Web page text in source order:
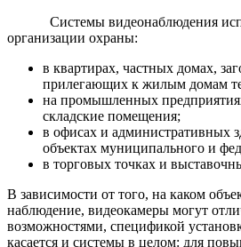
Системы видеонаблюдения
организации охраны:
в квартирах, частных домах,
прилегающих к жилым домам
на промышленных
складские помещения;
в офисах и административных
объектах муниципального и
в торговых точках и
В зависимости от того, на каком
наблюдение, видеокамеры могут
возможностями, спецификой
касается и системы в целом: для